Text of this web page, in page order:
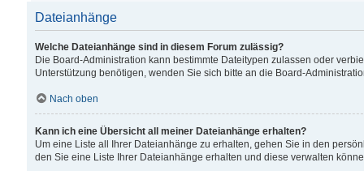
Dateianhänge
Welche Dateianhänge sind in diesem Forum zulässig?
Die Board-Administration kann bestimmte Dateitypen zulassen oder
Unterstützung benötigen, wenden Sie sich bitte an die Board-
Nach oben
Kann ich eine Übersicht all meiner Dateianhänge erhalten?
Um eine Liste all Ihrer Dateianhänge zu erhalten, gehen Sie in den
den Sie eine Liste Ihrer Dateianhänge erhalten und diese verwalten